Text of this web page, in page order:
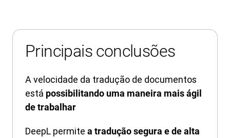
Principais conclusões
A velocidade da tradução de documentos
está possibilitando uma maneira mais ágil
de trabalhar
DeepL permite a tradução segura e de alta